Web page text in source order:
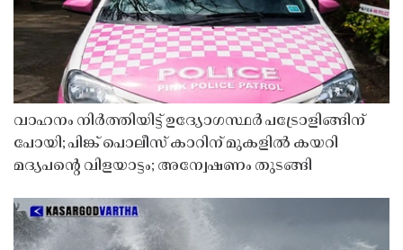
വാഹനം നിർത്തിയിട്ട് ഉദ്യോഗസ്ഥർ പട്രോളിങ്ങിന്
പോയി; പിങ്ക് പൊലീസ് കാറിന് മുകളിൽ കയറി
മദ്യപൻ്റെ വിളയാട്ടം; അന്വേഷണം തുടങ്ങി